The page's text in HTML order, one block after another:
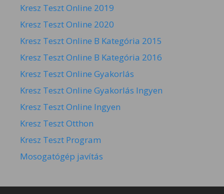
Kresz Teszt Online 2019
Kresz Teszt Online 2020
Kresz Teszt Online B Kategória 2015
Kresz Teszt Online B Kategória 2016
Kresz Teszt Online Gyakorlás
Kresz Teszt Online Gyakorlás Ingyen
Kresz Teszt Online Ingyen
Kresz Teszt Otthon
Kresz Teszt Program
Mosogatógép javítás